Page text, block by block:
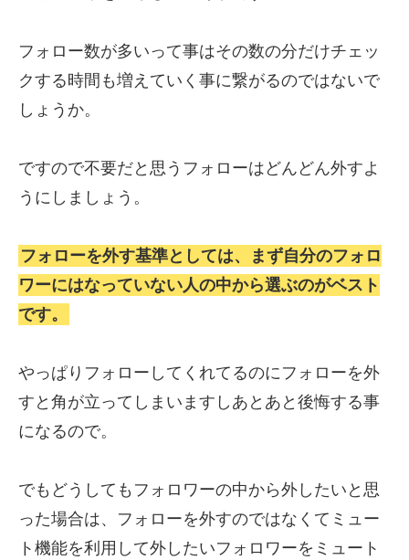
フォロー数が多いって事はその数の分だけチェッ
クする時間も増えていく事に繋がるのではないで
しょうか。
ですので不要だと思うフォローはどんどん外すよ
うにしましょう。
フォローを外す基準としては、まず自分のフォロ
ワーにはなっていない人の中から選ぶのがベスト
です。
やっぱりフォローしてくれてるのにフォローを外
すと角が立ってしまいますしあとあと後悔する事
になるので。
でもどうしてもフォロワーの中から外したいと思
った場合は、フォローを外すのではなくてミュー
ト機能を利用して外したいフォロワーをミュート